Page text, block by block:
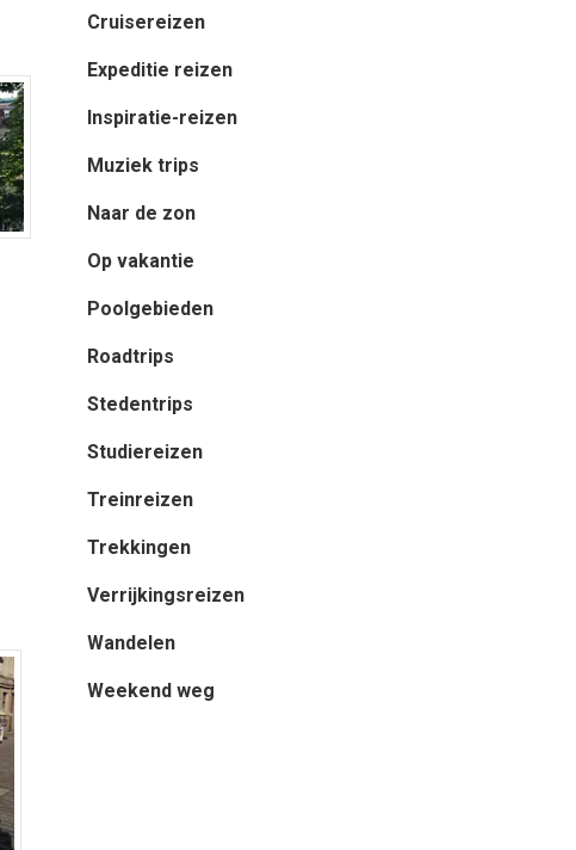
Cruisereizen
Expeditie reizen
Inspiratie-reizen
Muziek trips
Naar de zon
Op vakantie
Poolgebieden
Roadtrips
Stedentrips
Studiereizen
Treinreizen
Trekkingen
Verrijkingsreizen
Wandelen
Weekend weg